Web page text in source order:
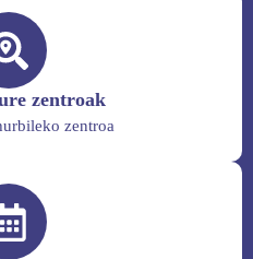
zentroak
zentroa